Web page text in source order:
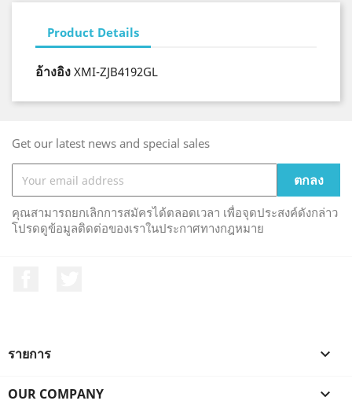
Product Details
อ้างอิง XMI-ZJB4192GL
Get our latest news and special sales
คุณสามารถยกเลิกการสมัครได้ตลอดเวลา เพื่อจุดประสงค์ดังกล่าว
โปรดดูข้อมูลติดต่อของเราในประกาศทางกฎหมาย
รายการ 
OUR COMPANY 